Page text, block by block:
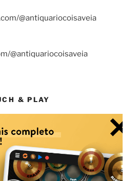
@antiquariocoisaveia
@antiquariocoisaveia
& PLAY